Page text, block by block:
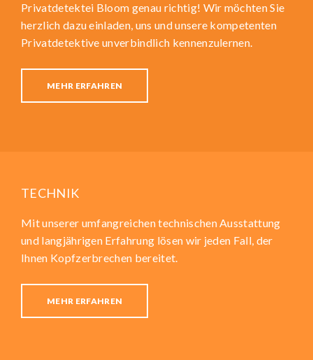
Privatdetektei Bloom genau richtig! Wir möchten Sie
herzlich dazu einladen, uns und unsere kompetenten
Privatdetektive unverbindlich kennenzulernen.
MEHR ERFAHREN
TECHNIK
Mit unserer umfangreichen technischen Ausstattung
und langjährigen Erfahrung lösen wir jeden Fall, der
Ihnen Kopfzerbrechen bereitet.
MEHR ERFAHREN